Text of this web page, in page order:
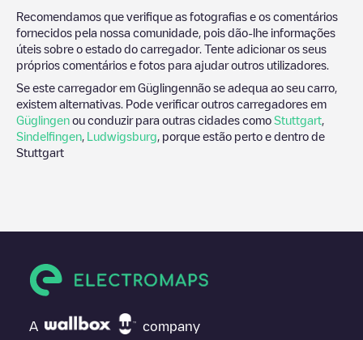
Recomendamos que verifique as fotografias e os comentários
fornecidos pela nossa comunidade, pois dão-lhe informações
úteis sobre o estado do carregador. Tente adicionar os seus
próprios comentários e fotos para ajudar outros utilizadores.
Se este carregador em Güglingennão se adequa ao seu carro,
existem alternativas. Pode verificar outros carregadores em
Güglingen ou conduzir para outras cidades como Stuttgart
Sindelfingen Ludwigsburg , porque estão perto e dentro de
Stuttgart
A company